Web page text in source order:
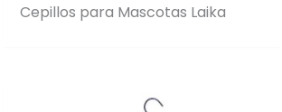
Cepillos para Mascotas Laika